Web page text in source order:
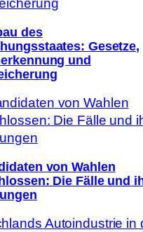
des
Gesetze,
und
von Wahlen
Die Fälle und